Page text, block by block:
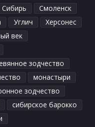
Сибирь
Смоленск
Углич
Херсонес
век
зодчество
монастыри
зодчество
сибирское барокко